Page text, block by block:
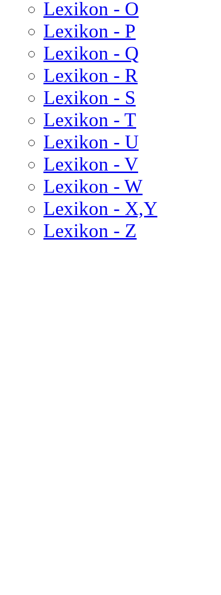
Lexikon - O
Lexikon - P
Lexikon - Q
Lexikon - R
Lexikon - S
Lexikon - T
Lexikon - U
Lexikon - V
Lexikon - W
Lexikon - X,Y
Lexikon - Z